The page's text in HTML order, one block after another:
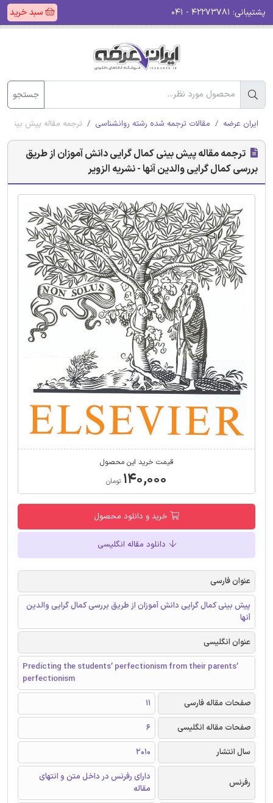
پشتیبانی: سبد خرید
جستجو
ایران عرضه مقالات ترجمه شده رشته روانشناسی ترجمه مقاله پیش بینی
ترجمه مقاله پیش بینی کمال گرایی دانش آموزان از طریق
بررسی کمال گرایی والدین آنها - نشریه الزویر
قیمت خرید این محصول
۱۴۰,۰۰۰ تومان
خرید و دانلود محصول
دانلود مقاله انگلیسی
عنوان فارسی
پیش بینی کمال گرایی دانش آموزان از طریق بررسی کمال گرایی والدین
آنها
عنوان انگلیسی
Predicting the students’ perfectionism from their parents’
perfectionism
صفحات مقاله فارسی
11
صفحات مقاله انگلیسی
6
سال انتشار
2010
رفرنس
دارای رفرنس در داخل متن و انتهای
مقاله